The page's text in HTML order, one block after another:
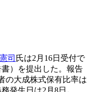
司 氏は2月16日受付で
）を提出した。報告
の大成株式保有比率は
発生日は2月8日。